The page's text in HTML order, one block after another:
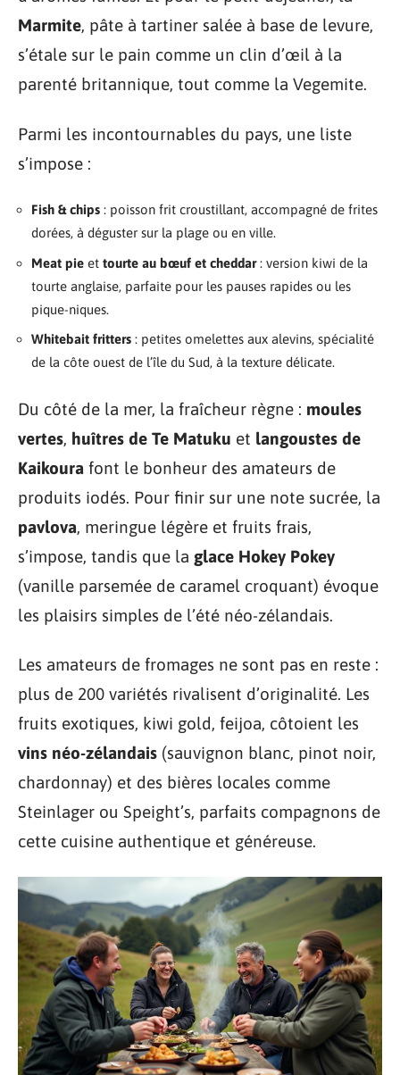
Marmite, pâte à tartiner salée à base de levure,
s’étale sur le pain comme un clin d’œil à la
parenté britannique, tout comme la Vegemite.
Parmi les incontournables du pays, une liste
s’impose :
Fish & chips : poisson frit croustillant, accompagné de frites
dorées, à déguster sur la plage ou en ville.
Meat pie et tourte au bœuf et cheddar: version kiwi de la
tourte anglaise, parfaite pour les pauses rapides ou les
pique-niques.
Whitebait fritters : petites omelettes aux alevins, spécialité
de la côte ouest de l’île du Sud, à la texture délicate.
Du côté de la mer, la fraîcheur règne : moules
vertes, huîtres de Te Matuku et langoustes de
Kaikoura font le bonheur des amateurs de
produits iodés. Pour finir sur une note sucrée, la
pavlova, meringue légère et fruits frais,
s’impose, tandis que la glace Hokey Pokey
(vanille parsemée de caramel croquant) évoque
les plaisirs simples de l’été néo-zélandais.
Les amateurs de fromages ne sont pas en reste :
plus de 200 variétés rivalisent d’originalité. Les
fruits exotiques, kiwi gold, feijoa, côtoient les
vins néo-zélandais (sauvignon blanc, pinot noir,
chardonnay) et des bières locales comme
Steinlager ou Speight’s, parfaits compagnons de
cette cuisine authentique et généreuse.